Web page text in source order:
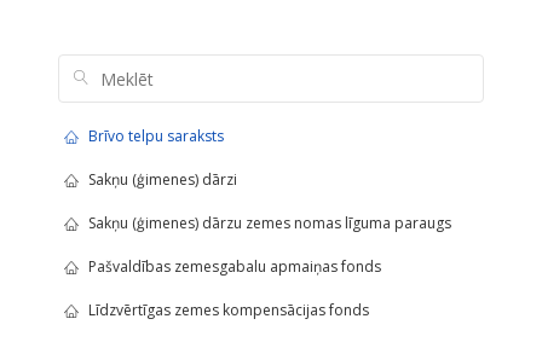
Brīvo telpu saraksts
Sakņu (ģimenes) dārzi
Sakņu (ģimenes) dārzu zemes nomas līguma paraugs
Pašvaldības zemesgabalu apmaiņas fonds
Līdzvērtīgas zemes kompensācijas fonds